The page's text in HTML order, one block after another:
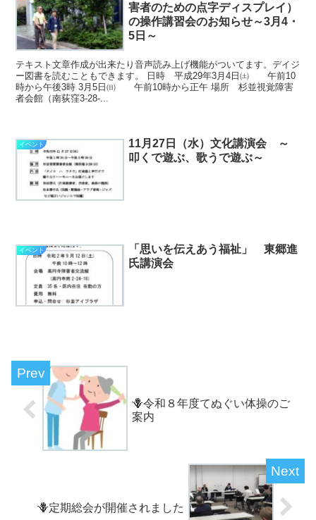
害者のための点字ディスプレイ）
の操作講習会のお知らせ～3月4・
5日～
テキスト文章作成が出来たり音声読み上げ機能がついてます。デイジ
ー図書を読むこともできます。 日時 平成29年3月4日㈯ 午前10
時から午後3時 3月5日㈰ 午前10時から正午 場所 杉並視覚障害
者会館（南荻窪3-28-...
イベント
11月27日（水）文化講演会 ～
叩くで遊ぶ、歌うで遊ぶ～
イベント
「思いを伝えあう福祉」 東郷進
氏講演会
🪻令和８年度てぬぐい体操のご
案内
🪻定期総会が開催されました